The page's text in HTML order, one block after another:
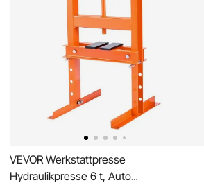
VEVOR Werkstattpresse
Hydraulikpresse 6 t, Auto